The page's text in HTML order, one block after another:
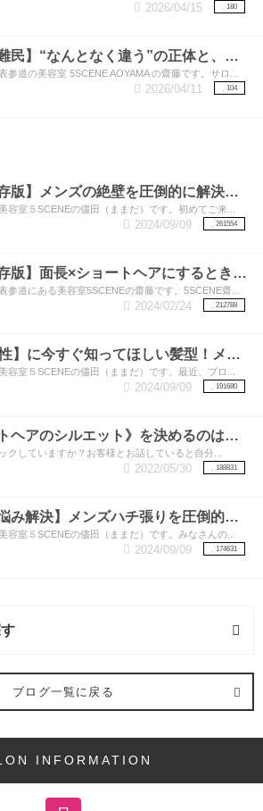
180
2026/04/15
【美容室難民】“なんとなく違う”の正体と、美容師が見ているもの。
参道の美容室 5SCENE AOYAMA の齋藤です。サロ...
104
2026/04/11
【完全保存版】メンズの絶壁を圧倒的に解決する3つの方法！絶壁とさようなら‼︎
容室５SCENEの儘田（ままだ）です。初めてご来...
261554
2024/09/09
【永久保存版】面長×ショートヘアにするときに注意してほしい3つのポイント！
参道にある美容室5SCENEの齋藤です。5SCENE齋...
212788
2024/02/24
【40代男性】に今すぐ知ってほしい髪型！メンズカットの得意な表参道美容師が教えます。素敵な40代をおくるための髪型特集‼︎
容室５SCENEの儘田（ままだ）です。最近、ブロ...
191680
2024/09/09
《ショートヘアのシルエット》を決めるのは実は【襟足】！！いろいろな襟足のカットをご紹介
クしていますか？お客様とお話していると自分...
188831
2022/05/30
【即！お悩み解決】メンズハチ張りを圧倒的に解消する方法はこちら！
容室５SCENEの儘田（ままだ）です。みなさんの...
174631
2024/09/09
ブログ一覧に戻る
INFORMATION